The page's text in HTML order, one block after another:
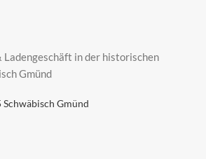
in der historischen
Gmünd
Gmünd